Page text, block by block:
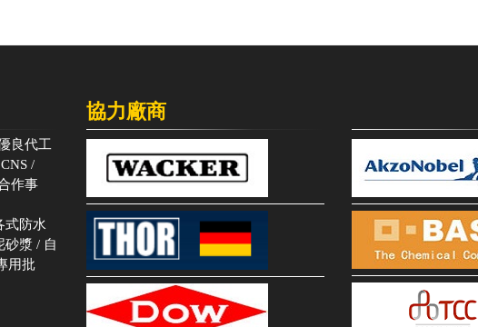
良代工
/
作事
式防水
砂漿 / 自
用批
協力廠商